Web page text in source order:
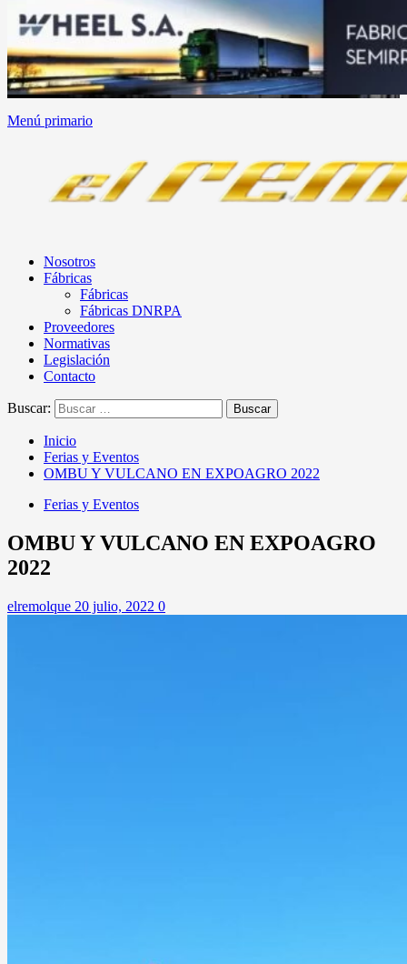
Menú primario
Nosotros
Fábricas
Fábricas
Fábricas DNRPA
Proveedores
Normativas
Legislación
Contacto
Buscar:
Inicio
Ferias y Eventos
OMBU Y VULCANO EN EXPOAGRO 2022
Ferias y Eventos
OMBU Y VULCANO EN EXPOAGRO
2022
elremolque 20 julio, 2022 0